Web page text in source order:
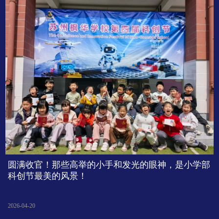
圆满收官！那些高举的小手和发光的眼神，是小学部
科创节最美的风景！
2026-04-20